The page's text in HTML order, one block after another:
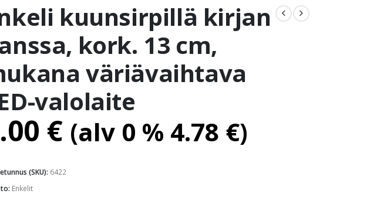
kuunsirpillä kirjan
kork. 13 cm,
väriävaihtava
valolaite
€ (alv 0 % 4.78 €)
(SKU): 6422
Enkelit